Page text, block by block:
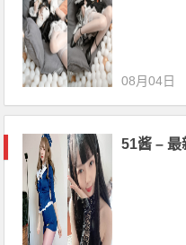
08月04日
51酱 –